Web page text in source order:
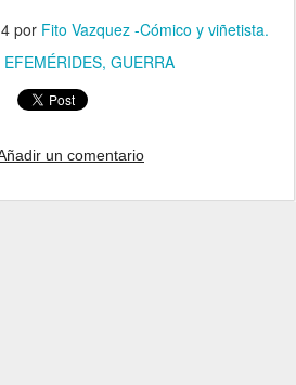
por Fito Vazquez -Cómico y viñetista.
EFEMÉRIDES GUERRA
un comentario